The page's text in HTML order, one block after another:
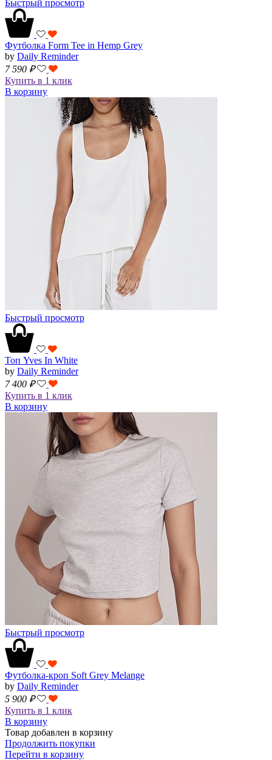
Быстрый просмотр
Футболка Form Tee in Hemp Grey
by Daily Reminder
7 590 ₽
Купить в 1 клик
В корзину
Быстрый просмотр
Топ Yves In White
by Daily Reminder
7 400 ₽
Купить в 1 клик
В корзину
Быстрый просмотр
Футболка-кроп Soft Grey Melange
by Daily Reminder
5 900 ₽
Купить в 1 клик
В корзину
Товар добавлен в корзину
Продолжить покупки
Перейти в корзину